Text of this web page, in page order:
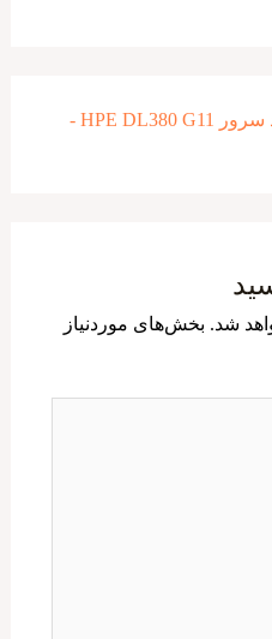
بررسی جامع و خرید سرور HPE DL380 G11 -
شد. بخش‌های موردنیاز